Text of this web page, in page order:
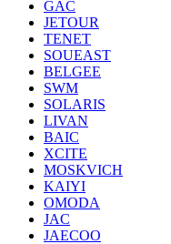
GAC
JETOUR
TENET
SOUEAST
BELGEE
SWM
SOLARIS
LIVAN
BAIC
XCITE
MOSKVICH
KAIYI
OMODA
JAC
JAECOO